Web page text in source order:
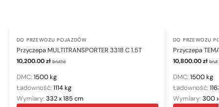
DO PRZEWOZU POJAZDÓW
Przyczepa MULTITRANSPORTER 3318 C 1.5T
10,200.00zł brutto
DMC: 1500 kg
Ładowność: 1114 kg
Wymiary: 332 x 185 cm
DO PRZEWOZU
Przyczepa
10,800.00zł
DMC: 1500 kg
Ładowność:
Wymiary: 300